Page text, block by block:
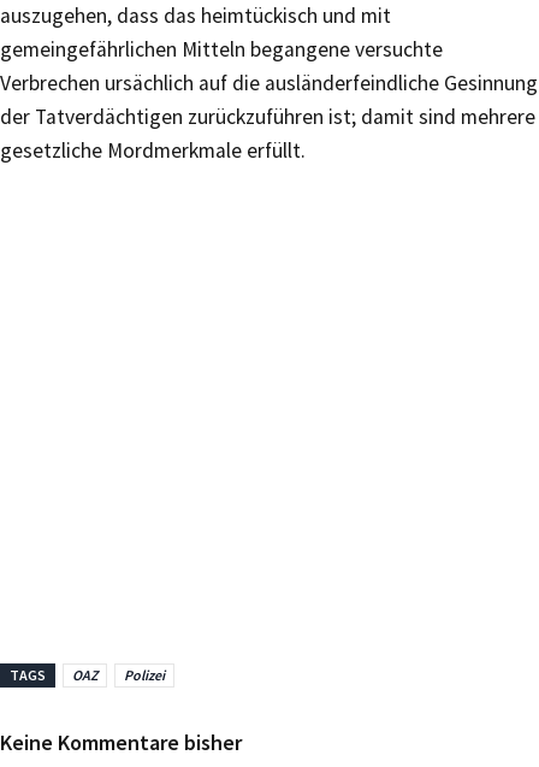
auszugehen, dass das heimtückisch und mit
gemeingefährlichen Mitteln begangene versuchte
Verbrechen ursächlich auf die ausländerfeindliche Gesinnung
der Tatverdächtigen zurückzuführen ist; damit sind mehrere
gesetzliche Mordmerkmale erfüllt.
TAGS OAZ Polizei
Keine Kommentare bisher